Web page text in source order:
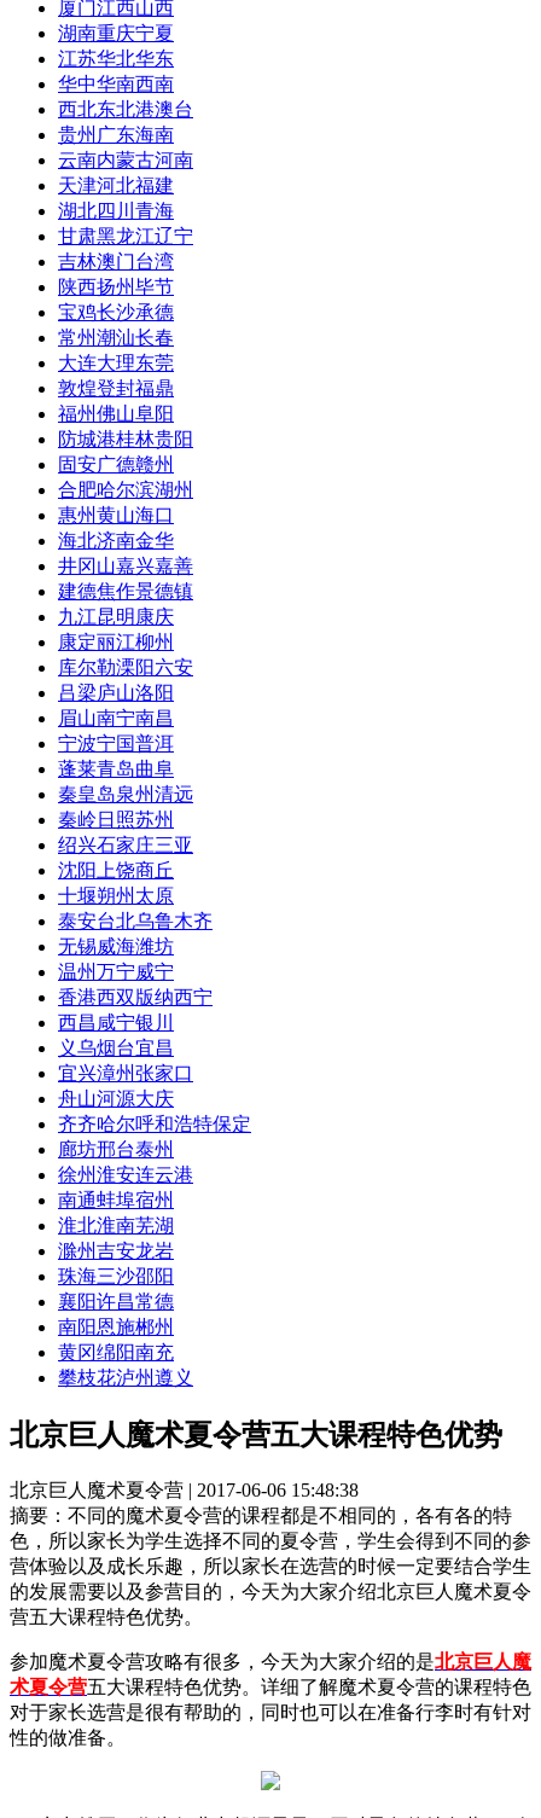
厦门江西山西
湖南重庆宁夏
江苏华北华东
华中华南西南
西北东北港澳台
贵州 广东海南
云南内蒙古河南
天津河北福建
湖北四川 青海
甘肃黑龙江辽宁
吉林澳门台湾
陕西扬州毕节
宝鸡长沙承德
常州潮汕长春
大连大理东莞
敦煌登封福鼎
福州佛山阜阳
防城港桂林贵阳
固安广德赣州
合肥哈尔滨湖州
惠州黄山海口
海北济南金华
井冈山嘉兴嘉善
建德焦作景德镇
九江昆明 康庆
康定丽江柳州
库尔勒溧阳六安
吕梁庐山洛阳
眉山南宁南昌
宁波宁国普洱
蓬莱青岛曲阜
秦皇岛泉州清远
秦岭日照苏州
绍兴石家庄三亚
沈阳 上饶商丘
十堰朔州 太原
泰安台北乌鲁木齐
无锡威海潍坊
温州万宁威宁
香港西双版纳西宁
西昌 咸宁银川
义乌烟台宜昌
宜兴漳州张家口
舟山河源大庆
齐齐哈尔呼和浩特保定
廊坊邢台泰州
徐州淮安连云港
南通蚌埠宿州
淮北淮南芜湖
滁州吉安龙岩
珠海三沙邵阳
襄阳许昌常德
南阳恩施郴州
黄冈绵阳南充
攀枝花泸州遵义
北京巨人魔术夏令营五大课程特色优势
北京巨人魔术夏令营 | 2017-06-06 15:48:38
摘要： 不同的魔术夏令营的课程都是不相同的，各有各的特
色，所以家长为学生选择不同的夏令营，学生会得到不同的参
营体验以及成长乐趣，所以家长在选营的时候一定要结合学生
的发展需要以及参营目的，今天为大家介绍北京巨人魔术夏令
营五大课程特色优势。
参加魔术夏令营攻略有很多，今天为大家介绍的是北京巨人魔
术夏令营五大课程特色优势。详细了解魔术夏令营的课程特色
对于家长选营是很有帮助的，同时也可以在准备行李时有针对
性的做准备。